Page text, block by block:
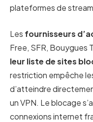
plateformes de
Les fournisseurs
Free, SFR, Bouygues
leur liste de sites
restriction empêche
d’atteindre
un VPN. Le blocage
connexions internet